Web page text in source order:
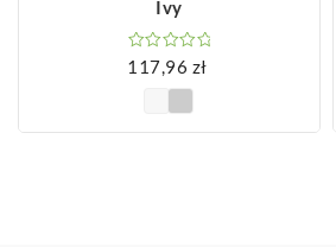
Ivy
117,96 zł